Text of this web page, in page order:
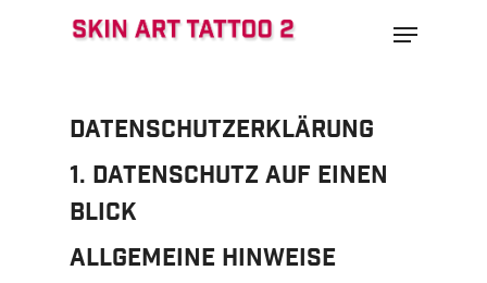
Menu
Datenschutzerklärung
1. Datenschutz auf einen
Blick
Allgemeine Hinweise